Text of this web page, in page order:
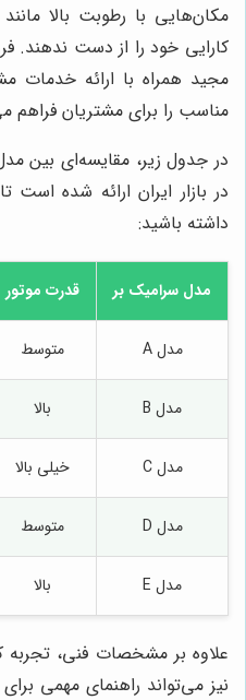
مکان‌هایی با رطوبت بالا
کارایی خود را از دست ندهند.
مجید همراه با ارائه خدمات
مناسب را برای مشتریان فراهم
در جدول زیر، مقایسه‌ای بین
در بازار ایران ارائه شده است
داشته باشید:
مدل سرامیک بر قدرت موتور
مدل A متوسط
مدل B بالا
مدل C خیلی بالا
مدل D متوسط
مدل E بالا
علاوه بر مشخصات فنی، تجربه
نیز می‌تواند راهنمای مهمی